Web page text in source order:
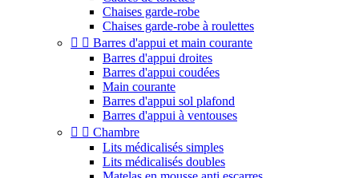
Chaises garde-robe
Chaises garde-robe à roulettes
  Barres d'appui et main courante
Barres d'appui droites
Barres d'appui coudées
Main courante
Barres d'appui sol plafond
Barres d'appui à ventouses
  Chambre
Lits médicalisés simples
Lits médicalisés doubles